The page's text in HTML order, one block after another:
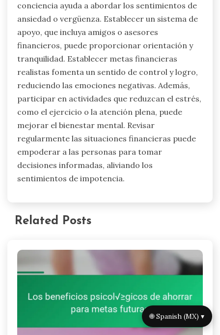
conciencia ayuda a abordar los sentimientos de
ansiedad o vergüenza. Establecer un sistema de
apoyo, que incluya amigos o asesores
financieros, puede proporcionar orientación y
tranquilidad. Establecer metas financieras
realistas fomenta un sentido de control y logro,
reduciendo las emociones negativas. Además,
participar en actividades que reduzcan el estrés,
como el ejercicio o la atención plena, puede
mejorar el bienestar mental. Revisar
regularmente las situaciones financieras puede
empoderar a las personas para tomar
decisiones informadas, aliviando los
sentimientos de impotencia.
Related Posts
🌐 Spanish (MX) ▾